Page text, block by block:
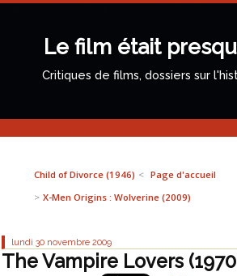
Le film était
Critiques de films, dossiers sur
Child of Divorce (1946)
Page d'accueil
X-Men Origins : Wolverine (2009)
lundi 30 novembre 2009
The Vampire Lovers